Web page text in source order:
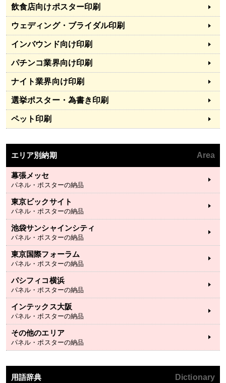
飲食店向けポスター印刷
ウェディング・ブライダル印刷
インバウンド向け印刷
パチンコ業界向け印刷
ナイト業界向け印刷
選挙ポスター・為書き印刷
ペット印刷
エリア別納期 Area
幕張メッセ
パネル・ポスターの納品
東京ビックサイト
パネル・ポスターの納品
池袋サンシャインシティ
パネル・ポスターの納品
東京国際フォーラム
パネル・ポスターの納品
パシフィコ横浜
パネル・ポスターの納品
インテックス大阪
パネル・ポスターの納品
その他のエリア
パネル・ポスターの納品
用語辞典 Dictionary